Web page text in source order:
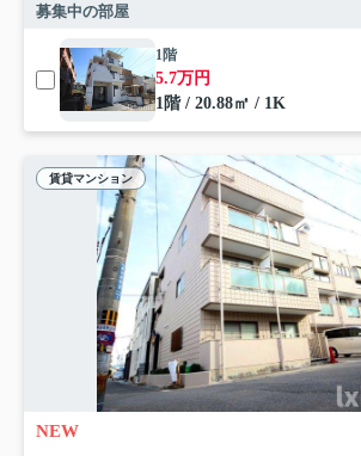
募集中の部屋
1階
5.7万円
1階 / 20.88㎡ / 1K
賃貸マンション
NEW